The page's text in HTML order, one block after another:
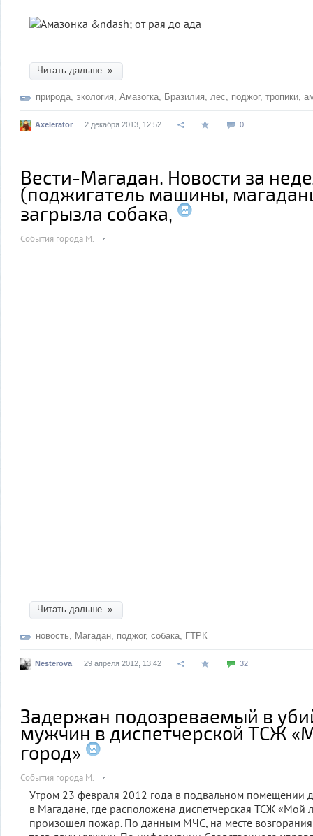
Читать дальше »
природа экология Амазогка Бразилия лес поджог, тропики
Axelerator 2 декабря 2013, 12:52 0
Вести-Магадан. Новости за
(поджигатель машины,
загрызла собака,
События города М.
Читать дальше »
новость Магадан поджог, собака ГТРК
Nesterova 29 апреля 2012, 13:42 32
Задержан подозреваемый в
мужчин в диспетчерской ТСЖ
город»
События города М.
Утром 23 февраля 2012 года в подвальном помещении
в Магадане, где расположена диспетчерская ТСЖ
произошел пожар. По данным МЧС, на месте